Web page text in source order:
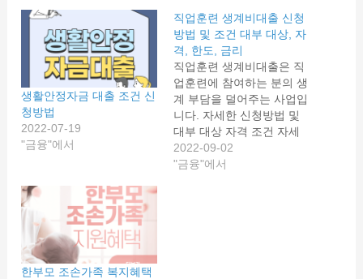
생활안정자금 대출 조건 신
청방법
2022-07-19
"금융"에서
직업훈련 생계비대출 신청
방법 및 조건 대부 대상, 자
격, 한도, 금리
직업훈련 생계비대출은 직
업훈련에 참여하는 분의 생
계 부담을 덜어주는 사업입
니다. 자세한 신청방법 및
대부 대상 자격 조건 자세
히 알아보도록 하겠습니다.
직업훈련 생계비대출 직업
2022-09-02
"금융"에서
한부모 조손가족 복지혜택